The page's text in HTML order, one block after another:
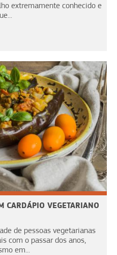
extremamente conhecido e
CARDÁPIO VEGETARIANO
de pessoas vegetarianas
com o passar dos anos,
em...